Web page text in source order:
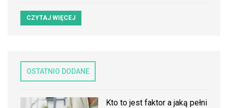
CZYTAJ WIĘCEJ
OSTATNIO DODANE
Kto to jest faktor a jaką pełni